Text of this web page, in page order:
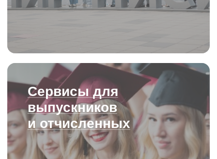
Сервисы для
выпускников
и отчисленных